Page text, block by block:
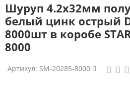
Шуруп 4.2х32мм
белый цинк острый
8000шт в коробе
8000
Артикул: SM-20285-8000